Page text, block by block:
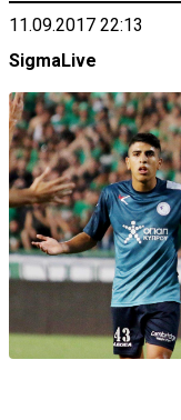
11.09.2017 22:13
SigmaLive